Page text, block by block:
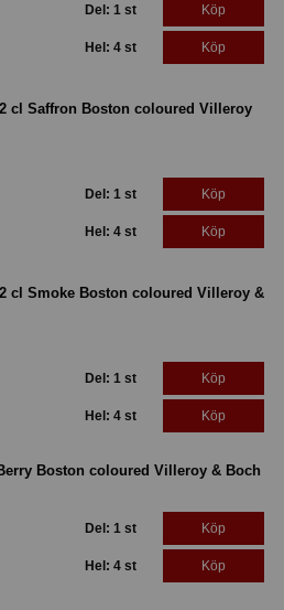
Del: 1 st Köp
Hel: 4 st Köp
cl Saffron Boston coloured Villeroy
Del: 1 st Köp
Hel: 4 st Köp
cl Smoke Boston coloured Villeroy &
Del: 1 st Köp
Hel: 4 st Köp
Boston coloured Villeroy & Boch
Del: 1 st Köp
Hel: 4 st Köp